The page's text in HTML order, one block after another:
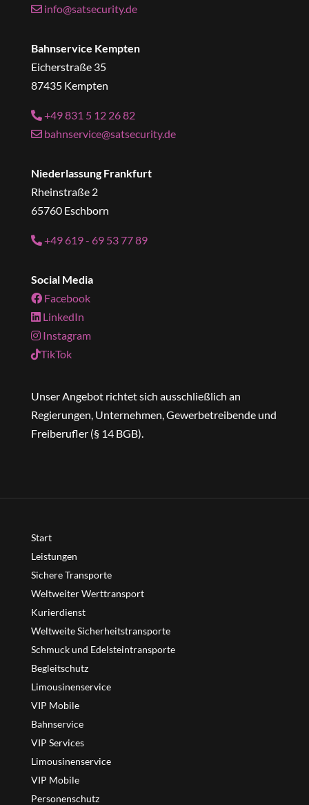
info@satsecurity.de
Bahnservice Kempten
Eicherstraße 35
87435 Kempten
+49 831 5 12 26 82
bahnservice@satsecurity.de
Niederlassung Frankfurt
Rheinstraße 2
65760 Eschborn
+49 619 - 69 53 77 89
Social Media
Facebook
LinkedIn
Instagram
TikTok
Unser Angebot richtet sich ausschließlich an
Regierungen, Unternehmen, Gewerbetreibende und
Freiberufler (§ 14 BGB).
Start
Leistungen
Sichere Transporte
Weltweiter Werttransport
Kurierdienst
Weltweite Sicherheitstransporte
Schmuck und Edelsteintransporte
Begleitschutz
Limousinenservice
VIP Mobile
Bahnservice
VIP Services
Limousinenservice
VIP Mobile
Personenschutz